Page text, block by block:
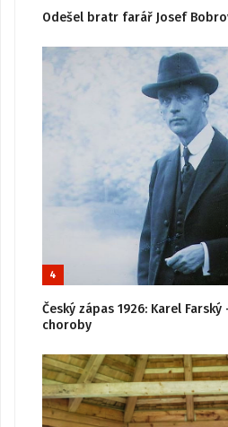
Odešel bratr farář Josef
4
Český zápas 1926: Karel
choroby